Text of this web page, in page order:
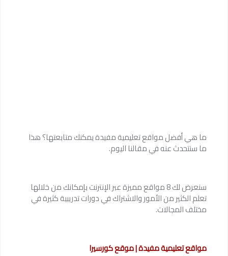
ما هي أفضل مواقع تعليمية مفيدة يمكنك متابعتها؟ هذا
ما سنتحدث عنه في مقالنا اليوم.
سنعرض لك 8 مواقع مميزة عبر الإنترنت بإمكانك من خلالها
تعلم الكثير من الأمور والاشتراك في دورات تدريبية كثيرة في
مختلف المجالات.
مواقع تعليمية مفيدة | موقع كورسيرا